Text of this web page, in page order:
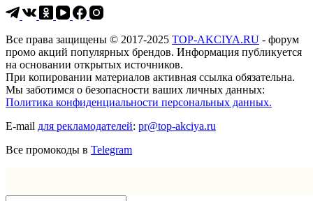
Все права защищены © 2017-2025 TOP-AKCIYA.RU - форум
промо акций популярных брендов. Информация публикуется
на основании открытых источников.
При копировании материалов активная ссылка обязательна.
Мы заботимся о безопасности ваших личных данных:
Политика конфиденциальности персональных данных.
E-mail для рекламодателей: pr@top-akciya.ru
Все промокоды в Telegram